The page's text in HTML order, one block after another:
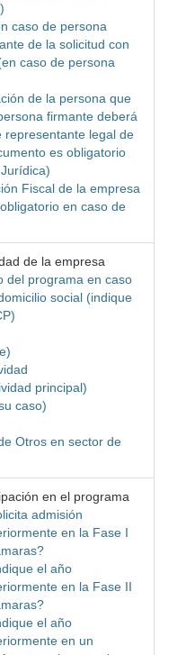
caso de persona
de la solicitud con
caso de persona
de la persona que
firmante deberá
representante legal de
es obligatorio
Fiscal de la empresa
en caso de
de la empresa
del programa en caso
social (indique
principal)
caso)
Otros en sector de
en el programa
admisión
en la Fase I
el año
en la Fase II
el año
en un